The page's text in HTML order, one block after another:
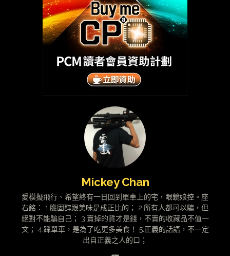
Mickey Chan
愛模擬飛行、希望終有一日回到單車上的宅，眼鏡娘控。座
右銘： 1.膽固醇跟美味是成正比的； 2.所有人都可以騙，但
絕對不能騙自己； 3.賣掉的貨才是錢，不賣的收藏品不值一
文； 4.踩單車，是為了吃更多美食！ 5.正義的話語，不一定
出自正義之人的口；